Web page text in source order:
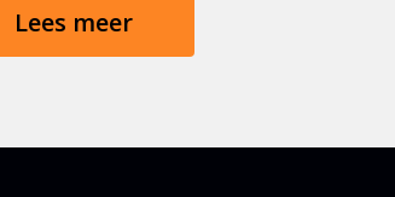
Lees meer